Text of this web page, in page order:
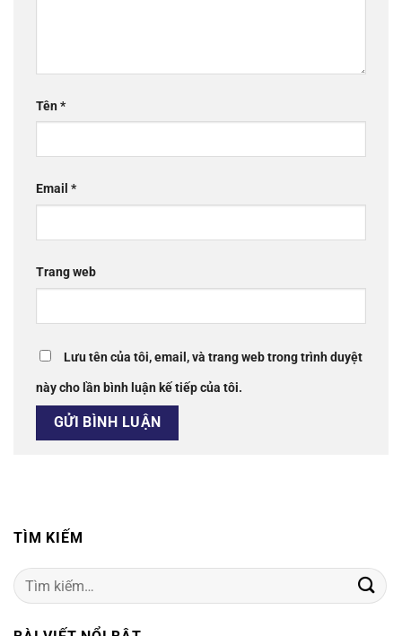
Tên*
Email *
Trang web
Lưu tên của tôi, email, và trang web trong trình duyệt
này cho lần bình luận kế tiếp của tôi.
TÌM KIẾM
Tìm
kiếm: